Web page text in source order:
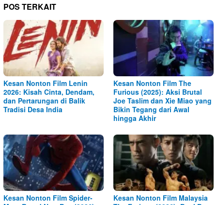
POS TERKAIT
Kesan Nonton Film Lenin
2026: Kisah Cinta, Dendam,
dan Pertarungan di Balik
Tradisi Desa India
Kesan Nonton Film The
Furious (2025): Aksi Brutal
Joe Taslim dan Xie Miao yang
Bikin Tegang dari Awal
hingga Akhir
Kesan Nonton Film Spider-
Kesan Nonton Film Malaysia